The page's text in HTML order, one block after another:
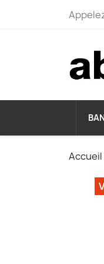
Accueil